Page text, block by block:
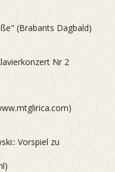
(Brabants Dagbald)
Nr 2
Vorspiel zu